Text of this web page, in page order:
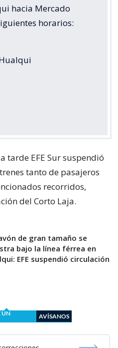
hacia Mercado
horarios:
tarde EFE Sur suspendió
tanto de pasajeros
recorridos,
del Corto Laja.
de gran tamaño se
bajo la línea férrea en
EFE suspendió circulación
UN
AVÍSANOS